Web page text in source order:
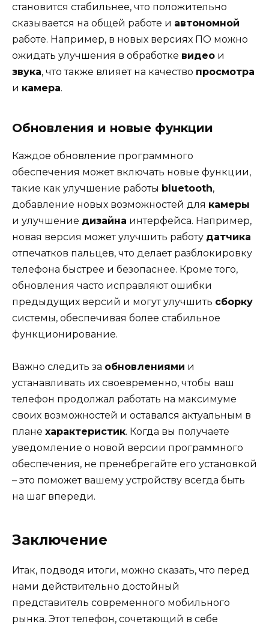
становится стабильнее, что положительно
сказывается на общей работе и автономной
работе. Например, в новых версиях ПО можно
ожидать улучшения в обработке видео и
звука, что также влияет на качество просмотра
и камера.
Обновления и новые функции
Каждое обновление программного
обеспечения может включать новые функции,
такие как улучшение работы bluetooth,
добавление новых возможностей для камеры
и улучшение дизайна интерфейса. Например,
новая версия может улучшить работу датчика
отпечатков пальцев, что делает разблокировку
телефона быстрее и безопаснее. Кроме того,
обновления часто исправляют ошибки
предыдущих версий и могут улучшить сборку
системы, обеспечивая более стабильное
функционирование.
Важно следить за обновлениями и
устанавливать их своевременно, чтобы ваш
телефон продолжал работать на максимуме
своих возможностей и оставался актуальным в
плане характеристик. Когда вы получаете
уведомление о новой версии программного
обеспечения, не пренебрегайте его установкой
– это поможет вашему устройству всегда быть
на шаг впереди.
Заключение
Итак, подводя итоги, можно сказать, что перед
нами действительно достойный
представитель современного мобильного
рынка. Этот телефон, сочетающий в себе